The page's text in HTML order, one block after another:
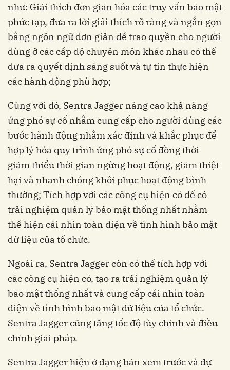
như: Giải thích đơn giản hóa các truy vấn bảo mật
phức tạp, đưa ra lời giải thích rõ ràng và ngắn gọn
bằng ngôn ngữ đơn giản để trao quyền cho người
dùng ở các cấp độ chuyên môn khác nhau có thể
đưa ra quyết định sáng suốt và tự tin thực hiện
các hành động phù hợp;
Cùng với đó, Sentra Jagger nâng cao khả năng
ứng phó sự cố nhằm cung cấp cho người dùng các
bước hành động nhằm xác định và khắc phục để
hợp lý hóa quy trình ứng phó sự cố đồng thời
giảm thiểu thời gian ngừng hoạt động, giảm thiệt
hại và nhanh chóng khôi phục hoạt động bình
thường; Tích hợp với các công cụ hiện có để có
trải nghiệm quản lý bảo mật thống nhất nhằm
thể hiện cái nhìn toàn diện về tình hình bảo mật
dữ liệu của tổ chức.
Ngoài ra, Sentra Jagger còn có thể tích hợp với
các công cụ hiện có, tạo ra trải nghiệm quản lý
bảo mật thống nhất và cung cấp cái nhìn toàn
diện về tình hình bảo mật dữ liệu của tổ chức.
Sentra Jagger cũng tăng tốc độ tùy chỉnh và điều
chỉnh giải pháp.
Sentra Jagger hiện ở dạng bản xem trước và dự